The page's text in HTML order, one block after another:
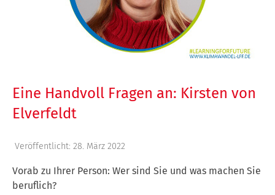
Eine Handvoll Fragen an: Kirsten von
Elverfeldt
Veröffentlicht: 28. März 2022
Vorab zu Ihrer Person: Wer sind Sie und was machen Sie
beruflich?